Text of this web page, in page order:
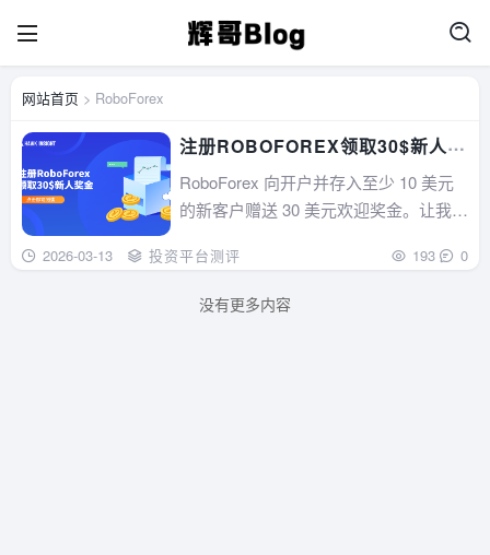
网站首页 > RoboForex
注册ROBOFOREX领取30$新人奖
金
RoboForex 向开户并存入至少 10 美元
的新客户赠送 30 美元欢迎奖金。让我们
2026-03-13 投资平台测评 193 0
没有更多内容